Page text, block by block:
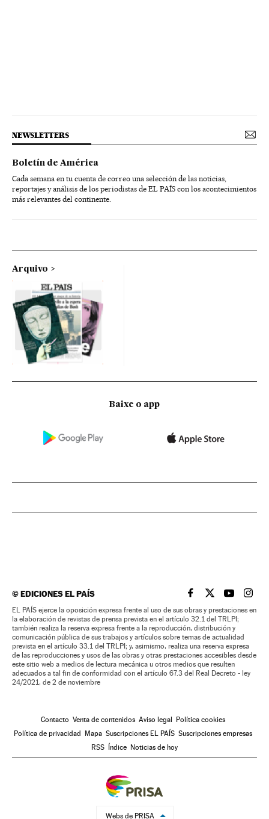
NEWSLETTERS
Boletín de América
Cada semana en tu cuenta de correo una selección de las noticias,
reportajes y análisis de los periodistas de EL PAÍS con los acontecimientos
más relevantes del continente.
Arquivo
Baixe o app
©EDICIONES EL PAÍS EL PAÍS BRASIL EN
EL PAÍSEL PAÍS
EL
EL PAÍS ejerce la oposición expresa frente al uso de sus obras y prestaciones en
la elaboración de revistas de prensa prevista en el artículo 32.1 del TRLPI;
también realiza la reserva expresa frente a la reproducción, distribución y
comunicación pública de sus trabajos y artículos sobre temas de actualidad
prevista en el artículo 33.1 del TRLPI; y, asimismo, realiza una reserva expresa
de las reproducciones y usos de las obras y otras prestaciones accesibles desde
este sitio web a medios de lectura mecánica u otros medios que resulten
adecuados a tal fin de conformidad con el artículo 67.3 del Real Decreto - ley
24/2021, de 2 de noviembre
Contacto Venta de contenidos Aviso legal Política cookies
Política de privacidad Mapa Suscripciones EL PAÍS Suscripciones empresas
RSS Índice Noticias de hoy
Webs de PRISA